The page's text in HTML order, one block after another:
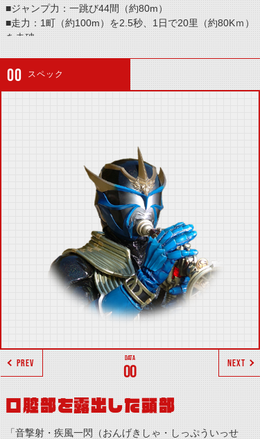
■ジャンプ力：一跳び44間（約80m）
■走力：1町（約100m）を2.5秒、1日で20里（約80Kｍ）
を走破
スペック
00
PREV NEXT
口腔部を露出した頭部
「音撃射・疾風一閃（おんげきしゃ・しっぷういっせ